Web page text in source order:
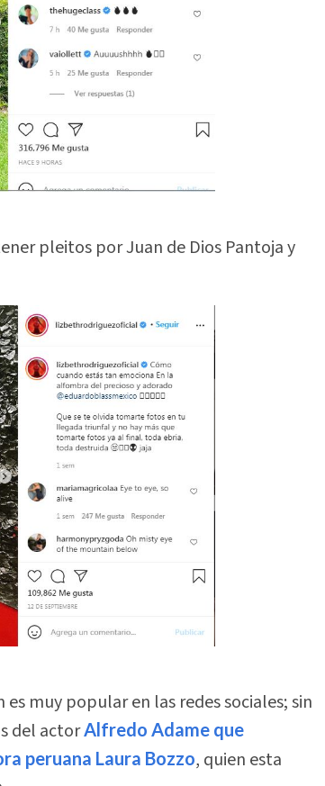
pleitos por Juan de Dios Pantoja y
muy popular en las redes sociales; sin
del actorAlfredo Adame que
peruana Laura Bozzo, quien esta